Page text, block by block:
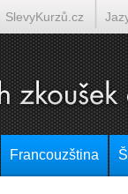
SlevyKurzů.cz
Tlumočení-
Francouzština